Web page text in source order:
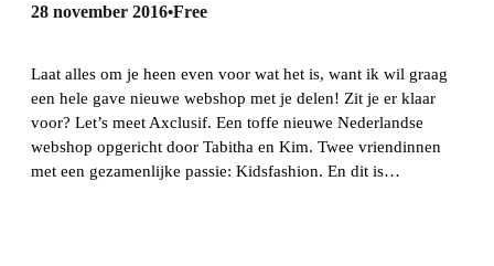
28 november 2016•Free
Laat alles om je heen even voor wat het is, want ik wil graag
een hele gave nieuwe webshop met je delen! Zit je er klaar
voor? Let’s meet Axclusif. Een toffe nieuwe Nederlandse
webshop opgericht door Tabitha en Kim. Twee vriendinnen
met een gezamenlijke passie: Kidsfashion. En dit is…